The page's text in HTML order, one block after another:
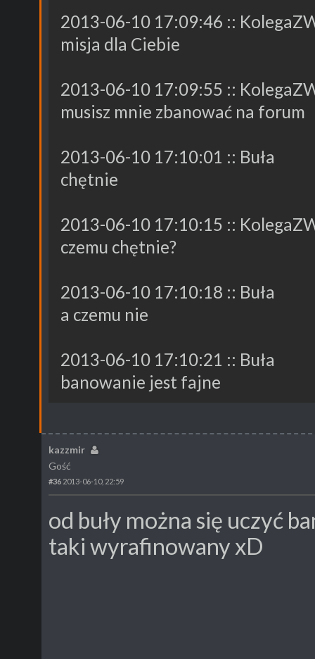
2013-06-10 17:09:46 ::
misja dla Ciebie
2013-06-10 17:09:55 ::
musisz mnie zbanować na forum
2013-06-10 17:10:01 :: Buła
chętnie
2013-06-10 17:10:15 ::
czemu chętnie?
2013-06-10 17:10:18 :: Buła
a czemu nie
2013-06-10 17:10:21 :: Buła
banowanie jest fajne
kazzmir
Gość
#36 2013-06-10, 22:59
od buły można się uczyć
taki wyrafinowany xD